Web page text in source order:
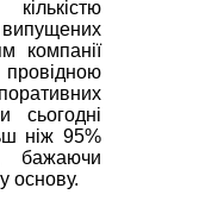
випущених
компанії
сьогодні
ніж 95%
бажаючи
основу.